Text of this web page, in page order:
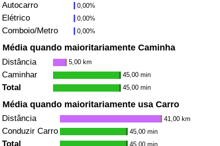
Autocarro 0,00%
Elétrico 0,00%
Comboio/Metro 0,00%
Média quando maioritariamente Caminha
Distância 5,00 km
Caminhar 45,00 min
Total 45,00 min
Média quando maioritariamente usa Carro
Distância 41,00 km
Conduzir Carro 45,00 min
Total 45,00 min
Indicador de Saúde por País
Poluição
Indicador de Poluição (Atual)
Índice de poluição
Indicador de Poluição por País
Trânsito